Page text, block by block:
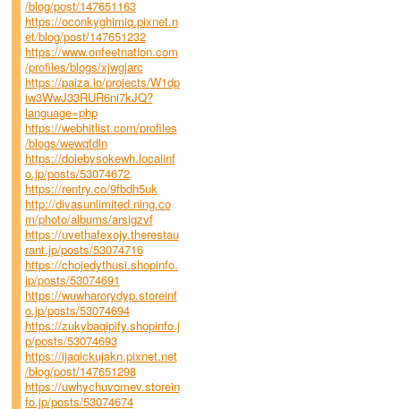
/blog/post/147651163
https://oconkyghimiq.pixnet.n
et/blog/post/147651232
https://www.onfeetnation.com
/profiles/blogs/xjwgjarc
https://paiza.io/projects/W1dp
iw3WwJ33RUR6ni7kJQ?
language=php
https://webhitlist.com/profiles
/blogs/wewqfdln
https://dolebysokewh.localinf
o.jp/posts/53074672
https://rentry.co/9fbdh5uk
http://divasunlimited.ning.co
m/photo/albums/arsigzvf
https://uvethafexojy.therestau
rant.jp/posts/53074716
https://chojedythusi.shopinfo.
jp/posts/53074691
https://wuwharorydyp.storeinf
o.jp/posts/53074694
https://zukybaqipify.shopinfo.j
p/posts/53074693
https://ijaqickujakn.pixnet.net
/blog/post/147651298
https://uwhychuvomev.storein
fo.jp/posts/53074674